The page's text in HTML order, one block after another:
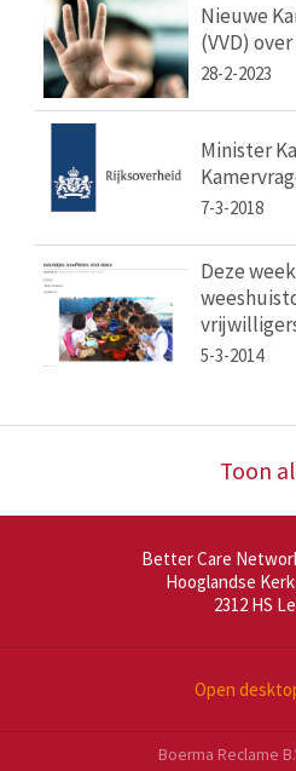
Nieuwe
(VVD)
28-2-2023
Minister
7-3-2018
Deze
5-3-2014
Toon
Better Care
Hooglandse
2312 HS
Open
Boerma Reclame